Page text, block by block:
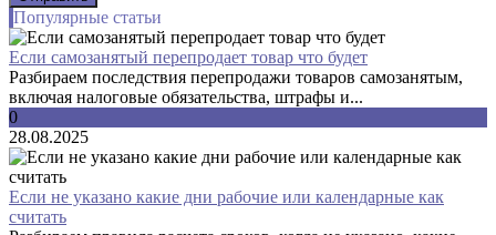
Популярные статьи
Если самозанятый перепродает товар что будет
Разбираем последствия перепродажи товаров самозанятым,
включая налоговые обязательства, штрафы и...
0
28.08.2025
Если не указано какие дни рабочие или календарные как
считать